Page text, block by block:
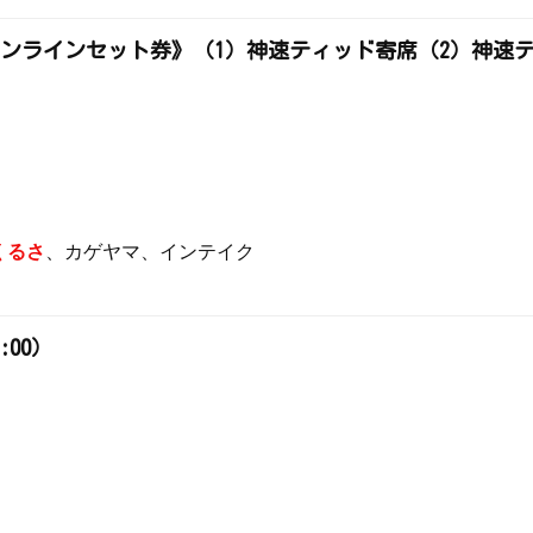
ラインセット券》（1）神速ティッド寄席（2）神速
るさ 、カゲヤマ、インテイク
）